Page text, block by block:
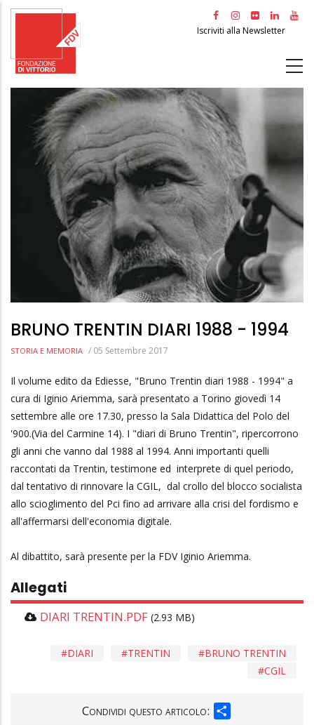
Salta
principale
Iscriviti alla Newsletter
BRUNO TRENTIN DIARI 1988 - 1994
STORIA E MEMORIA / 05 Settembre 2017
Il volume edito da Ediesse, "Bruno Trentin diari 1988 - 1994" a
cura di Iginio Ariemma, sarà presentato a Torino giovedì 14
settembre alle ore 17.30, presso la Sala Didattica del Polo del
'900.(Via del Carmine 14). I "diari di Bruno Trentin", ripercorrono
gli anni che vanno dal 1988 al 1994. Anni importanti quelli
raccontati da Trentin, testimone ed interprete di quel periodo,
dal tentativo di rinnovare la CGIL, dal crollo del blocco socialista
allo scioglimento del Pci fino ad arrivare alla crisi del fordismo e
all'affermarsi dell'economia digitale.
Al dibattito, sarà presente per la FDV Iginio Ariemma.
Allegati
DIARI TRENTIN.PDF (2.93 MB)
BRUNO TRENTIN
TRENTIN
DIARI
CGIL
Condividi questo articolo: